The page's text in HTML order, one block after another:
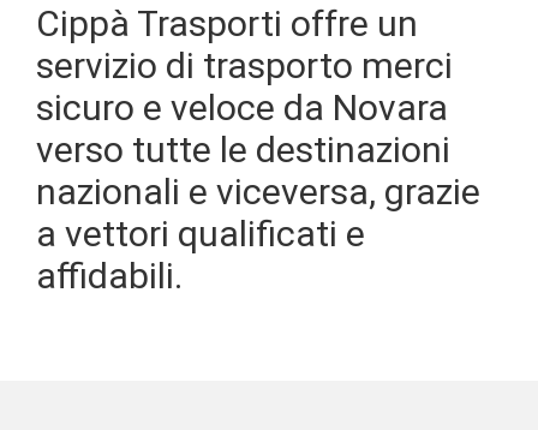
Cippà Trasporti offre un
servizio di trasporto merci
sicuro e veloce da Novara
verso tutte le destinazioni
nazionali e viceversa, grazie
a vettori qualificati e
affidabili.